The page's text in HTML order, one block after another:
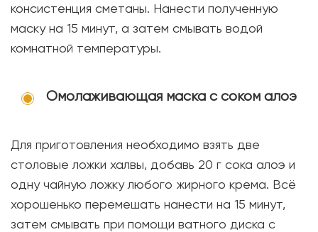
консистенция сметаны. Нанести полученную
маску на 15 минут, а затем смывать водой
комнатной температуры.
Омолаживающая маска с соком алоэ
Для приготовления необходимо взять две
столовые ложки халвы, добавь 20 г сока алоэ и
одну чайную ложку любого жирного крема. Всё
хорошенько перемешать нанести на 15 минут,
затем смывать при помощи ватного диска с